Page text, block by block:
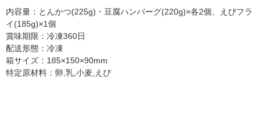
内容量：とんかつ(225g)・豆腐ハンバーグ(220g)×各2個、えびフラ
イ(185g)×1個
賞味期限：冷凍360日
配送形態：冷凍
箱サイズ：185×150×90mm
特定原材料：卵,乳,小麦,えび